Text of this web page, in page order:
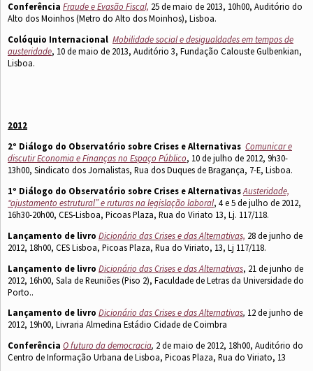
Conferência Fraude e Evasão Fiscal, 25 de maio de 2013, 10h00, Auditório do
Alto dos Moinhos (Metro do Alto dos Moinhos), Lisboa.
Colóquio Internacional Mobilidade social e desigualdades em tempos de
austeridade, 10 de maio de 2013, Auditório 3, Fundação Calouste Gulbenkian,
Lisboa.
2012
2º Diálogo do Observatório sobre Crises e Alternativas Comunicar e
discutir Economia e Finanças no Espaço Público, 10 de julho de 2012, 9h30-
13h00, Sindicato dos Jornalistas, Rua dos Duques de Bragança, 7-E, Lisboa.
1º Diálogo do Observatório sobre Crises e AlternativasAusteridade,
“ajustamento estrutural” e ruturas na legislação laboral, 4 e 5 de julho de 2012,
16h30-20h00, CES-Lisboa, Picoas Plaza, Rua do Viriato 13, Lj. 117/118.
Lançamento de livro Dicionário das Crises e das Alternativas, 28 de junho de
2012, 18h00, CES Lisboa, Picoas Plaza, Rua do Viriato, 13, Lj 117/118.
Lançamento de livro Dicionário das Crises e das Alternativas, 21 de junho de
2012, 16h00, Sala de Reuniões (Piso 2), Faculdade de Letras da Universidade do
Porto..
Lançamento de livro Dicionário das Crises e das Alternativas, 12 de junho de
2012, 19h00, Livraria Almedina Estádio Cidade de Coimbra
Conferência O futuro da democracia, 2 de maio de 2012, 18h00, Auditório do
Centro de Informação Urbana de Lisboa, Picoas Plaza, Rua do Viriato, 13